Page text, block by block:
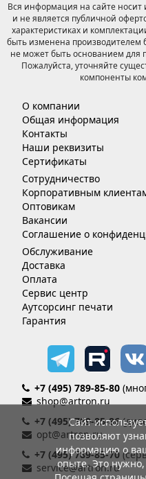
Вся информация на сайте носит
и не является публичной
характеристиках и
быть изменена производителем
не может быть основанием для
Пожалуйста, уточняйте
компоненты
О компании
Общая информация
Контакты
Наши реквизиты
Сертификаты
Сотрудничество
Корпоративным
Оптовикам
Вакансии
Соглашение о
Обслуживание
Доставка
Оплата
Сервис центр
Аутсорсинг печати
Гарантия
+7 (495) 789-85-80
shop@artron.ru
+7 (495) 789-85-86
opt@artron.ru
+7 (495) 789-85-70
service@artron.ru
Сайт
позволяют
информацию о
опыте. Это